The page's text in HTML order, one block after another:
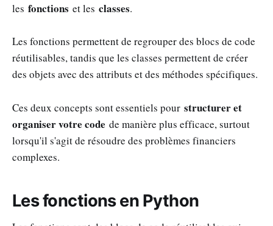
les fonctions et les classes.
Les fonctions permettent de regrouper des blocs de code
réutilisables, tandis que les classes permettent de créer
des objets avec des attributs et des méthodes spécifiques.
Ces deux concepts sont essentiels pour structurer et
organiser votre code de manière plus efficace, surtout
lorsqu'il s'agit de résoudre des problèmes financiers
complexes.
Les fonctions en Python